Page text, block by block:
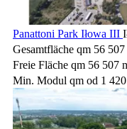
Panattoni Park Iłowa III
Gesamtfläche qm 56
Freie Fläche qm 56 507
Min. Modul qm od 1